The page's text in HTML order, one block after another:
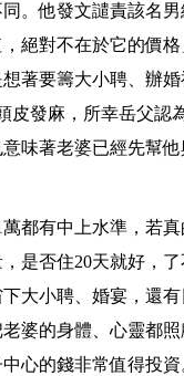
。他發文譴責該名
，絕對不在於它的價
著要籌大小聘、辦
皮發麻，所幸岳父認
味著老婆已經先幫
萬都有中上水準，若
是否住20天就好，了
大小聘、婚宴，還
婆的身體、心靈都照
心的錢非常值得投